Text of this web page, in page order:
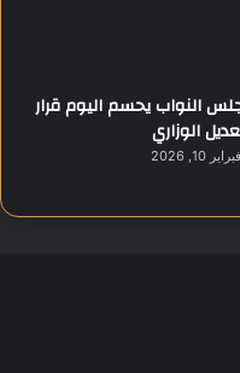
النواب يحسم اليوم قرار
الوزاري
فبراير 10, 2026